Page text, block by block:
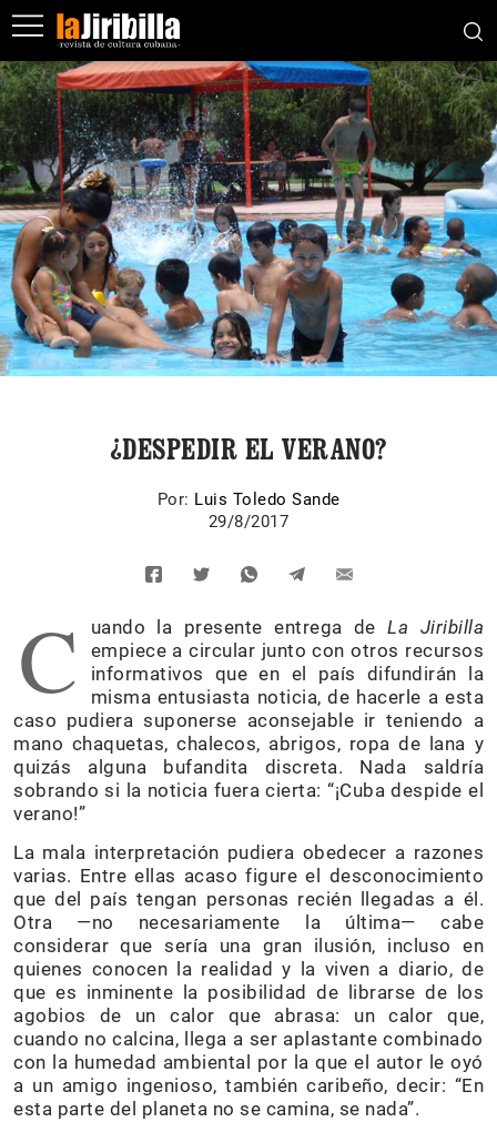
¿DESPEDIR EL VERANO?
Por: Luis Toledo Sande
29/8/2017
C uando la presente entrega deLa Jiribilla
empiece a circular junto con otros recursos
informativos que en el país difundirán la
misma entusiasta noticia, de hacerle a esta
caso pudiera suponerse aconsejable ir teniendo a
mano chaquetas, chalecos, abrigos, ropa de lana y
quizás alguna bufandita discreta. Nada saldría
sobrando si la noticia fuera cierta: “¡Cuba despide el
verano!”
La mala interpretación pudiera obedecer a razones
varias. Entre ellas acaso figure el desconocimiento
que del país tengan personas recién llegadas a él.
Otra —no necesariamente la última— cabe
considerar que sería una gran ilusión, incluso en
quienes conocen la realidad y la viven a diario, de
que es inminente la posibilidad de librarse de los
agobios de un calor que abrasa: un calor que,
cuando no calcina, llega a ser aplastante combinado
con la humedad ambiental por la que el autor le oyó
a un amigo ingenioso, también caribeño, decir: “En
esta parte del planeta no se camina, se nada”.